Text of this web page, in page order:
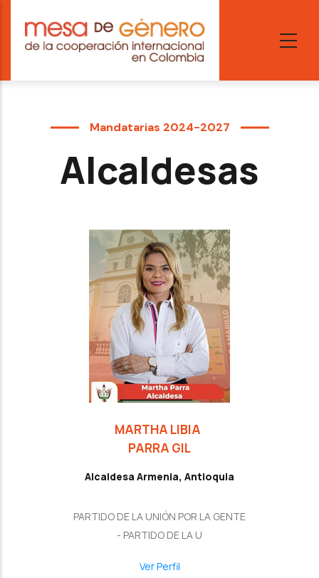
main
content
Mandatarias 2024-2027
Alcaldesas
MARTHA LIBIA
PARRA GIL
Alcaldesa Armenia, Antioquia
PARTIDO DE LA UNIÓN POR LA GENTE
- PARTIDO DE LA U
Ver Perfil